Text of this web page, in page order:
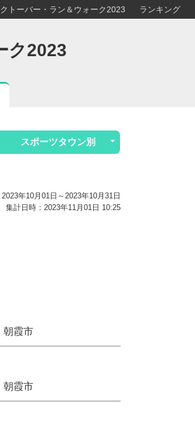
トーバー・ラン＆ウォーク2023 ランキング
ク2023
スポーツタウン別
年10月01日～2023年10月31日
集計日時：2023年11月01日 10:25
朝霞市
朝霞市